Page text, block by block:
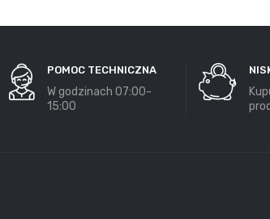
POMOC TECHNICZNA
W godzinach 07:00-
15:00